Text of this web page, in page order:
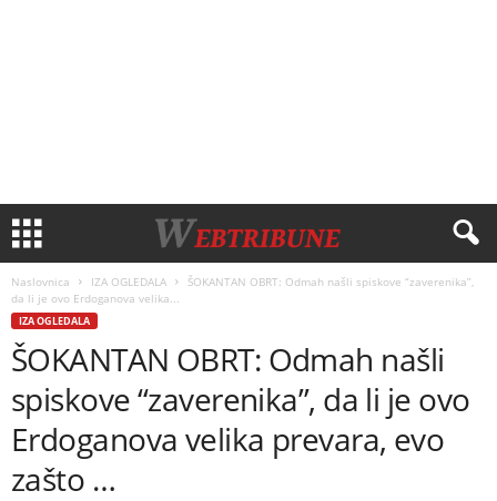
Naslovnica IZA OGLEDALA
ŠOKANTAN OBRT: Odmah našli spiskove “zaverenika”,
da li je ovo Erdoganova velika...
IZA OGLEDALA
ŠOKANTAN OBRT: Odmah našli
spiskove “zaverenika”, da li je ovo
Erdoganova velika prevara, evo
zašto …